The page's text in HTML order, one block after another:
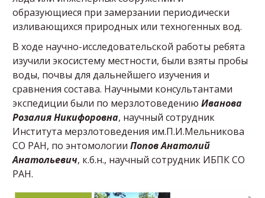
образующиеся при замерзании периодически
изливающихся природных или техногенных вод.
В ходе научно-исследовательской работы ребята
изучили экосистему местности, были взяты пробы
воды, почвы для дальнейшего изучения и
сравнения состава. Научными консультантами
экспедиции были по мерзлотоведению Иванова
Розалия Никифоровна, научный сотрудник
Института мерзлотоведения им.П.И.Мельникова
СО РАН, по энтомологии Попов Анатолий
Анатольевич, к.б.н., научный сотрудник ИБПК СО
РАН.